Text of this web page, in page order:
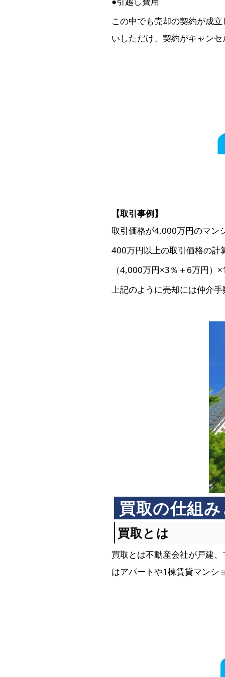
この中でも売却の契約が成
いしただけ、契約がキャン
【取引事例】
取引価格が4,000万円のマン
400万円以上の取引価格の計
（4,000万円×3％＋6万円
上記のように売却には仲介
買取の仕組
買取とは
買取とは不動産会社が戸建
はアパートや1棟賃貸マンシ